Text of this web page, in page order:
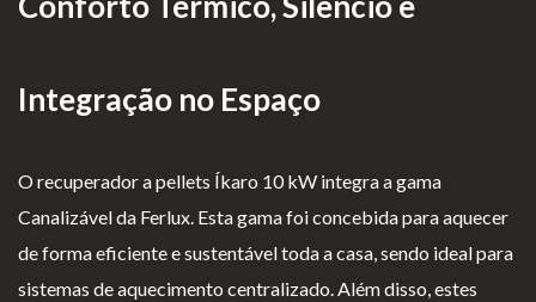
Integração no Espaço
O recuperador a pellets Íkaro 10 kW integra a gama
Canalizável da Ferlux. Esta gama foi concebida para aquecer
de forma eficiente e sustentável toda a casa, sendo ideal para
sistemas de aquecimento centralizado. Além disso, estes
Conta de Utilizador
Lareiras por Medida